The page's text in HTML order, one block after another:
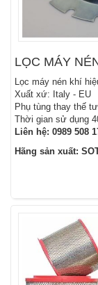
LỌC MÁY
Lọc máy nén khí
Xuất xứ: Italy - EU
Phụ tùng thay thế
Thời gian sử dụng
Liên hệ: 0989 508
Hãng sản xuất: